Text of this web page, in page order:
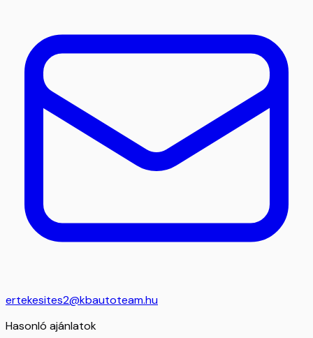
ertekesites2@kbautoteam.hu
Hasonló ajánlatok